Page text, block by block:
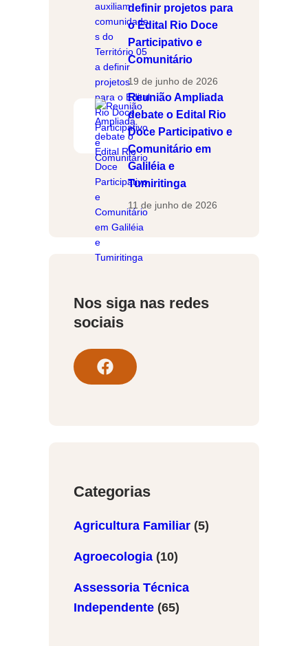
definir projetos para
o Edital Rio Doce
Participativo e
Comunitário
19 de junho de 2026
Reunião Ampliada
debate o Edital Rio
Doce Participativo e
Comunitário em
Galiléia e
Tumiritinga
11 de junho de 2026
Nos siga nas redes
sociais
F
o
Categorias
Agricultura Familiar(5)
Agroecologia(10)
Assessoria Técnica
Independente(65)